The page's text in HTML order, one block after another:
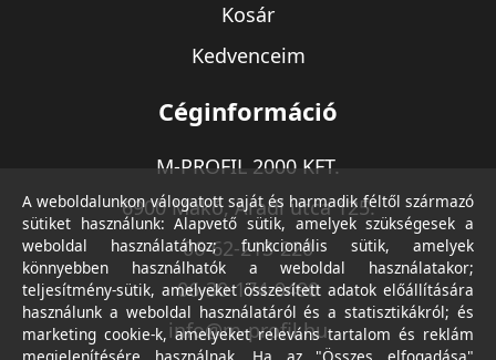
Kosár
Kedvenceim
Céginformáció
M-PROFIL 2000 KFT.
6900 Makó, Aradi utca 125.
06-62-213-220
06-30-174-9490
info@m-profil.hu
A weboldalunkon válogatott saját és harmadik féltől származó
sütiket használunk: Alapvető sütik, amelyek szükségesek a
weboldal használatához; funkcionális sütik, amelyek
könnyebben használhatók a weboldal használatakor;
teljesítmény-sütik, amelyeket összesített adatok előállítására
használunk a weboldal használatáról és a statisztikákról; és
marketing cookie-k, amelyeket releváns tartalom és reklám